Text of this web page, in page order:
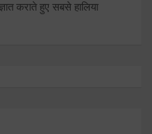
कराते हुए सबसे हालिया